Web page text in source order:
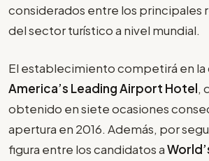
considerados entre los principales
del sector turístico a nivel mundial.
El establecimiento competirá en la
America’s Leading Airport Hotel,
obtenido en siete ocasiones
apertura en 2016. Además, por
figura entre los candidatos a